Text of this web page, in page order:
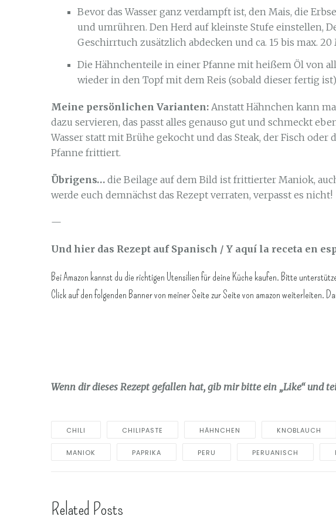
Bevor das Wasser ganz verdampft ist, den Mais, die
und umrühren. Den Herd auf kleinste Stufe einstellen,
Geschirrtuch zusätzlich abdecken und ca. 15 bis max.
Die Hähnchenteile in einer Pfanne mit heißem Öl von
wieder in den Topf mit dem Reis (sobald dieser fertig
Meine persönlichen Varianten: Anstatt Hähnchen kann
dazu servieren, das passt alles genauso gut und schmeckt
Wasser statt mit Brühe gekocht und das Steak, der Fisch
Pfanne frittiert.
Übrigens… die Beilage auf dem Bild ist frittierter Maniok,
werde euch demnächst das Rezept verraten, verpasst es nicht!
—
Und hier das Rezept auf Spanisch / Y aquí la receta en
Bei Amazon kannst du die richtigen Utensilien für deine Küche kaufen. Bitte
Click auf den folgenden Banner von meiner Seite zur Seite von amazon weiterleiten.
Wenn dir dieses Rezept gefallen hat, gib mir bitte ein „Like“ und
CHILI CHILIPASTE HÄHNCHEN KNOBLAUCH
MANIOK PAPRIKA PERU PERUANISCH
Related Posts